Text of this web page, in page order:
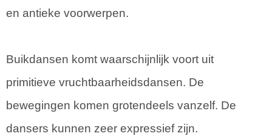
en antieke voorwerpen.
Buikdansen komt waarschijnlijk voort uit
primitieve vruchtbaarheidsdansen. De
bewegingen komen grotendeels vanzelf. De
dansers kunnen zeer expressief zijn.